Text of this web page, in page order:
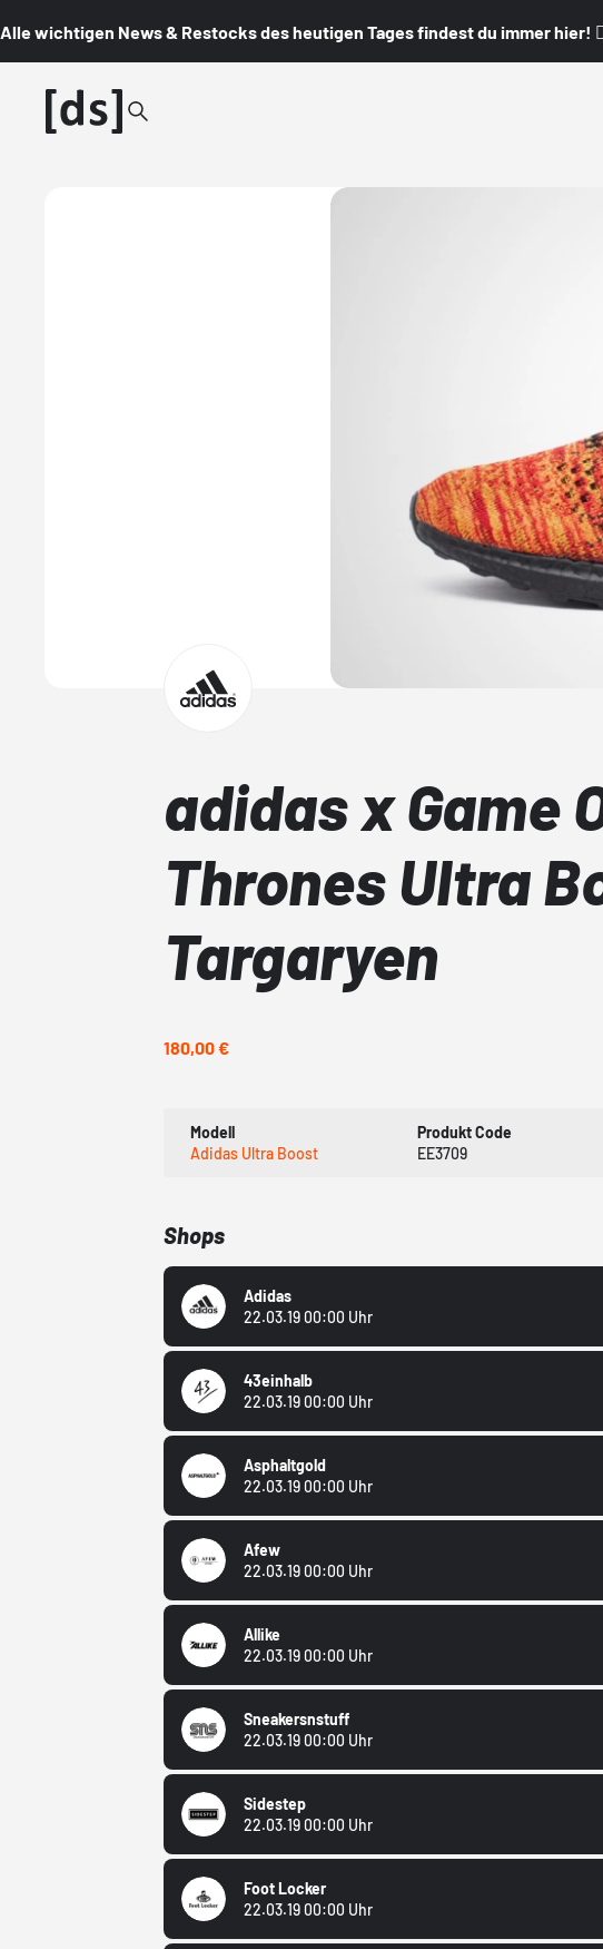
Alle wichtigen News & Restocks des heutigen Tages findest du immer hier!
adidas x Game
Thrones Ultra
Targaryen
180,00 €
Modell
Adidas Ultra Boost
Produkt Code
EE3709
Shops
Adidas
22.03.19 00:00 Uhr
43einhalb
22.03.19 00:00 Uhr
Asphaltgold
22.03.19 00:00 Uhr
Afew
22.03.19 00:00 Uhr
Allike
22.03.19 00:00 Uhr
Sneakersnstuff
22.03.19 00:00 Uhr
Sidestep
22.03.19 00:00 Uhr
Foot Locker
22.03.19 00:00 Uhr